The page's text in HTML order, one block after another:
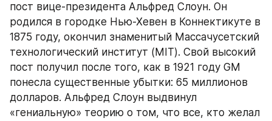
пост вице-президента Альфред Слоун. Он
родился в городке Нью-Хевен в Коннектикуте в
1875 году, окончил знаменитый Массачусетский
технологический институт (MIT). Свой высокий
пост получил после того, как в 1921 году GM
понесла существенные убытки: 65 миллионов
долларов. Альфред Слоун выдвинул
«гениальную» теорию о том, что все, кто желал